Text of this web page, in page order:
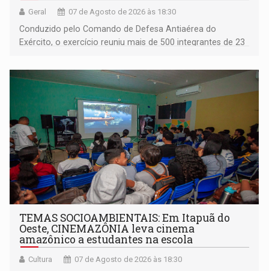
Geral 07 de Agosto de 2026 às 18:30
Conduzido pelo Comando de Defesa Antiaérea do
Exército, o exercício reuniu mais de 500 integrantes de 23
TEMAS SOCIOAMBIENTAIS: Em Itapuã do
Oeste, CINEMAZÔNIA leva cinema
amazônico a estudantes na escola
Cultura 07 de Agosto de 2026 às 18:30